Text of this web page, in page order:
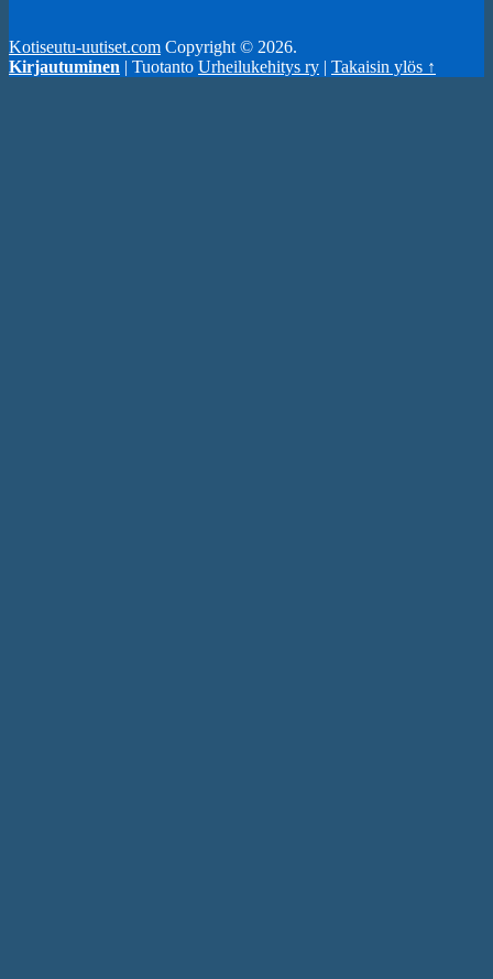
Kotiseutu-uutiset.com Copyright © 2026.
Kirjautuminen | Tuotanto Urheilukehitys ry | Takaisin ylös ↑